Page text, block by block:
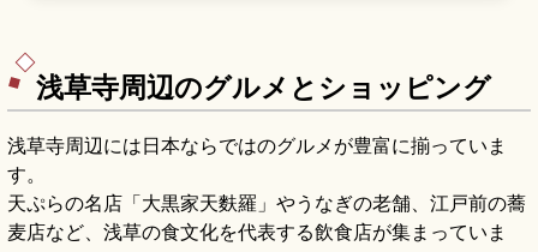
浅草寺周辺のグルメとショッピング
浅草寺周辺には日本ならではのグルメが豊富に揃っていま
す。
天ぷらの名店「大黒家天麩羅」やうなぎの老舗、江戸前の蕎
麦店など、浅草の食文化を代表する飲食店が集まっていま